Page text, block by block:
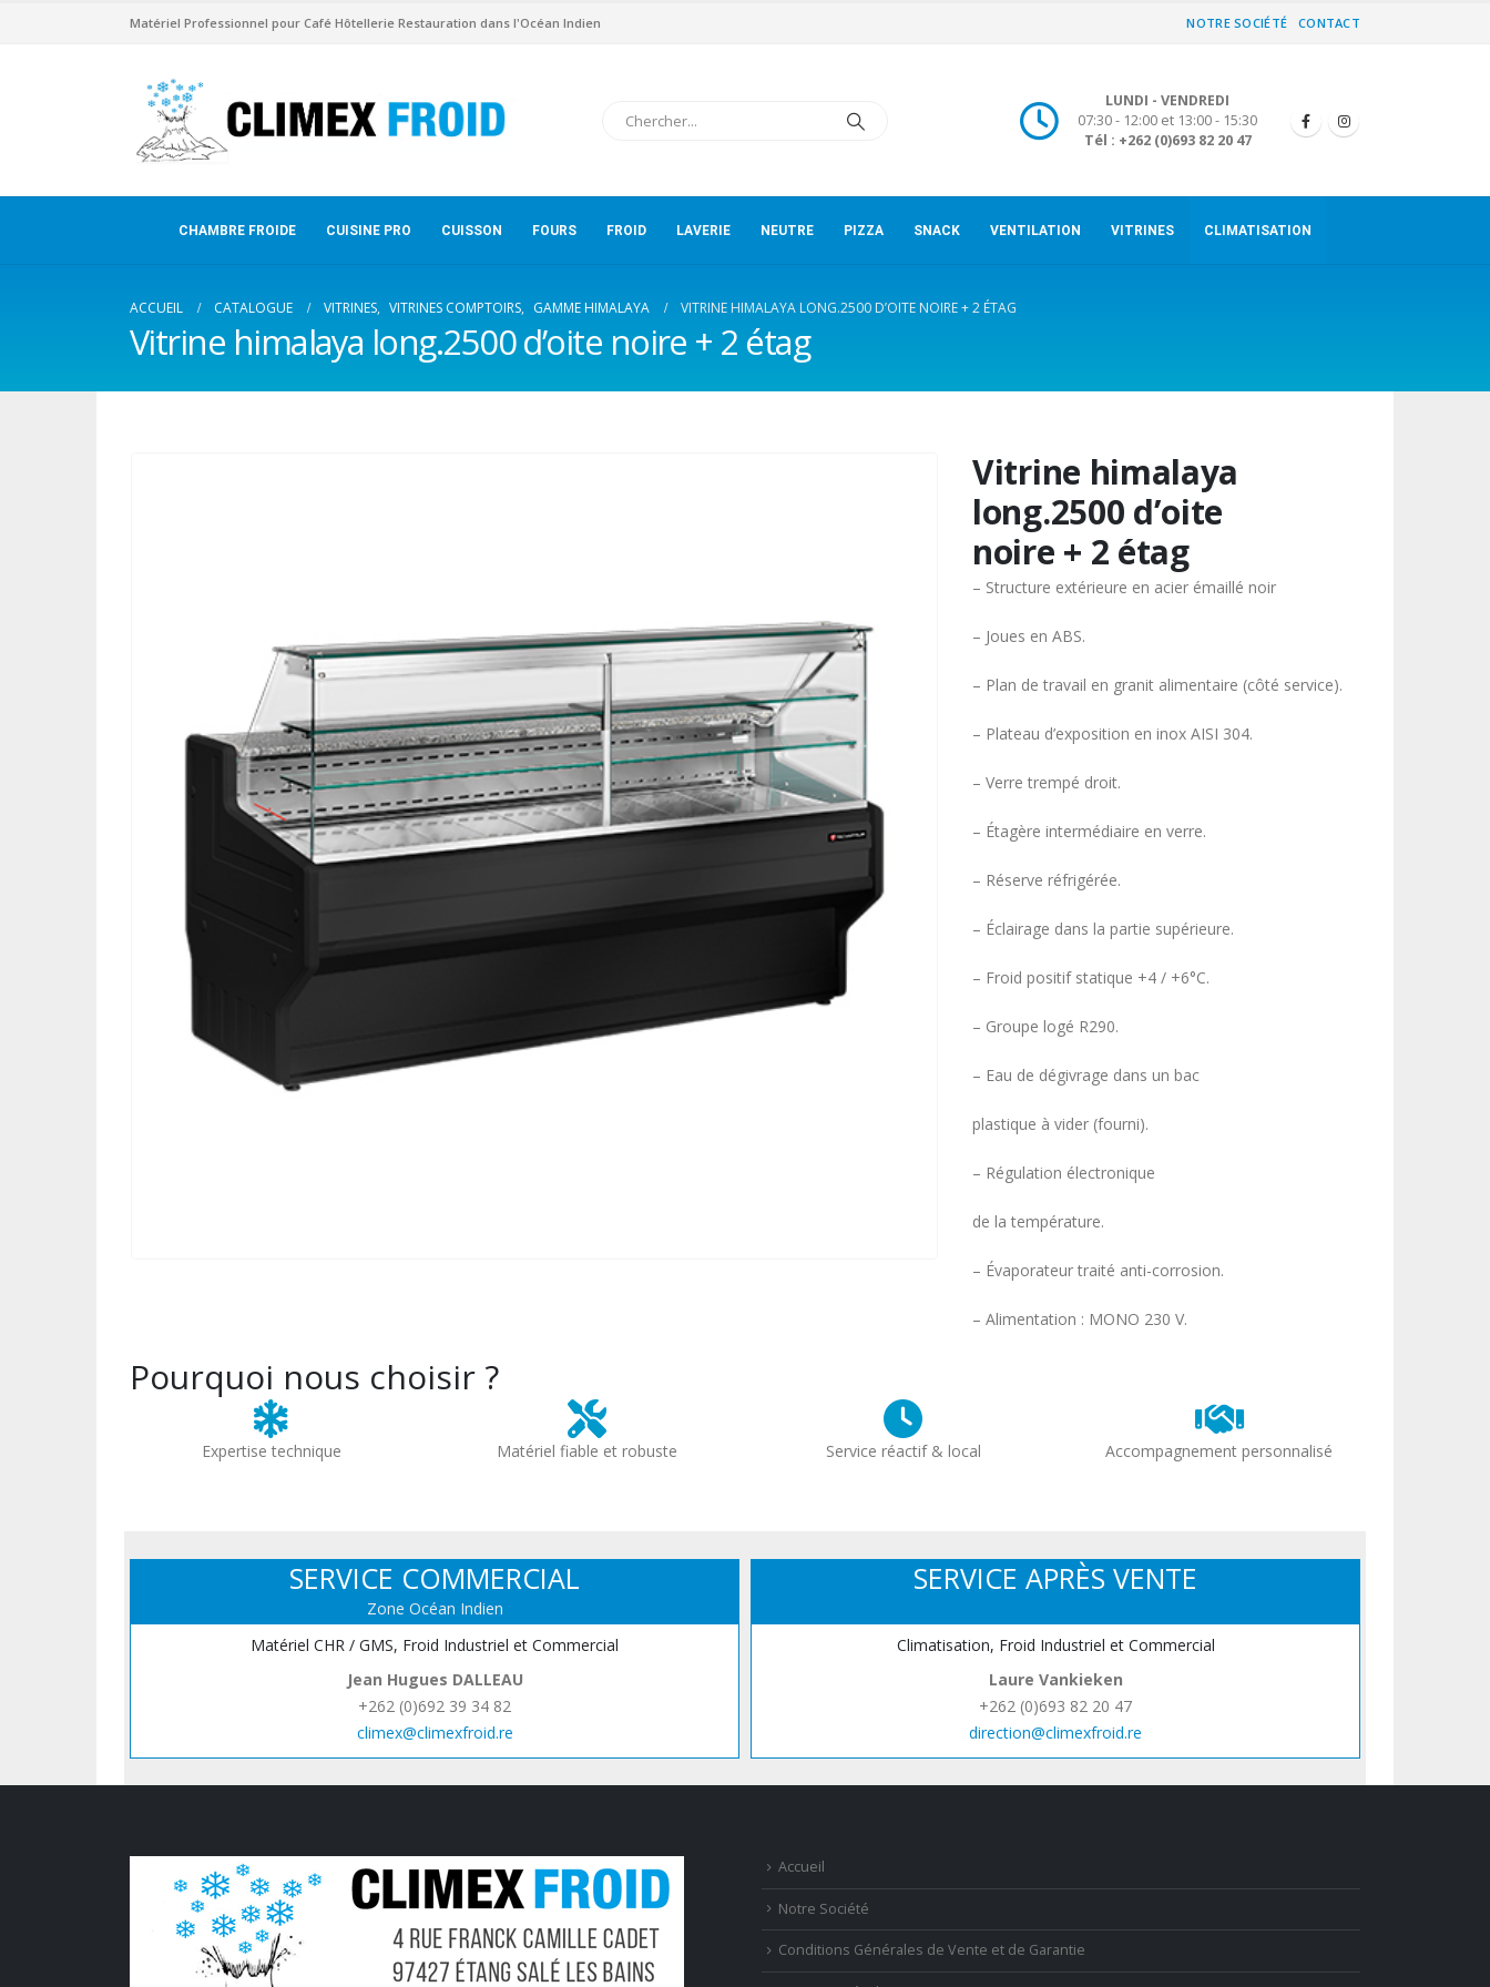
Matériel Professionnel pour Café Hôtellerie Restauration dans l'Océan Indien NOTRE SOCIÉTÉ CONTACT
LUNDI - VENDREDI
07:30 - 12:00 et 13:00 - 15:30
Tél : +262 (0)693 82 20 47
CHAMBRE FROIDE CUISINE PRO CUISSON FOURS FROID LAVERIE NEUTRE PIZZA SNACK VENTILATION VITRINES CLIMATISATION
ACCUEIL CATALOGUE VITRINES, VITRINES COMPTOIRS, GAMME HIMALAYA VITRINE HIMALAYA LONG.2500 D’OITE NOIRE + 2 ÉTAG
Vitrine himalaya long.2500 d’oite noire + 2 étag
Vitrine himalaya
long.2500 d’oite
noire + 2 étag
– Structure extérieure en acier émaillé noir
– Joues en ABS.
– Plan de travail en granit alimentaire (côté service).
– Plateau d’exposition en inox AISI 304.
– Verre trempé droit.
– Étagère intermédiaire en verre.
– Réserve réfrigérée.
– Éclairage dans la partie supérieure.
– Froid positif statique +4 / +6°C.
– Groupe logé R290.
– Eau de dégivrage dans un bac
plastique à vider (fourni).
– Régulation électronique
de la température.
– Évaporateur traité anti-corrosion.
– Alimentation : MONO 230 V.
Pourquoi nous choisir ?
Expertise technique Matériel fiable et robuste Service réactif & local Accompagnement personnalisé
SERVICE COMMERCIAL
Zone Océan Indien
Matériel CHR / GMS, Froid Industriel et Commercial
Jean Hugues DALLEAU
+262 (0)692 39 34 82
climex@climexfroid.re
SERVICE APRÈS VENTE
Climatisation, Froid Industriel et Commercial
Laure Vankieken
+262 (0)693 82 20 47
direction@climexfroid.re
Accueil
Notre Société
Conditions Générales de Vente et de Garantie